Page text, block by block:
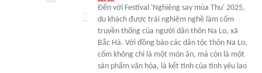
Đến với Festival 'Nghiêng say mùa Thu' 2025,
du khách được trải nghiệm nghề làm cốm
truyền thống của người dân thôn Na Lo, xã
Bắc Hà. Với đồng bào các dân tộc thôn Na Lo,
cốm không chỉ là một món ăn, mà còn là một
sản phẩm văn hóa, là kết tinh của tình yêu lao